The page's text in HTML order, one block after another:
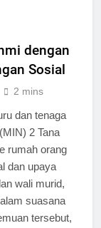
dengan
Sosial
2 mins
dan tenaga
2 Tana
rumah orang
dan upaya
wali murid,
suasana
tersebut,